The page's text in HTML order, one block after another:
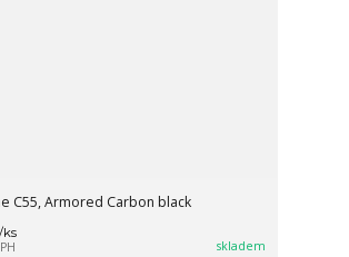
C55, Armored Carbon black
/ks
skladem